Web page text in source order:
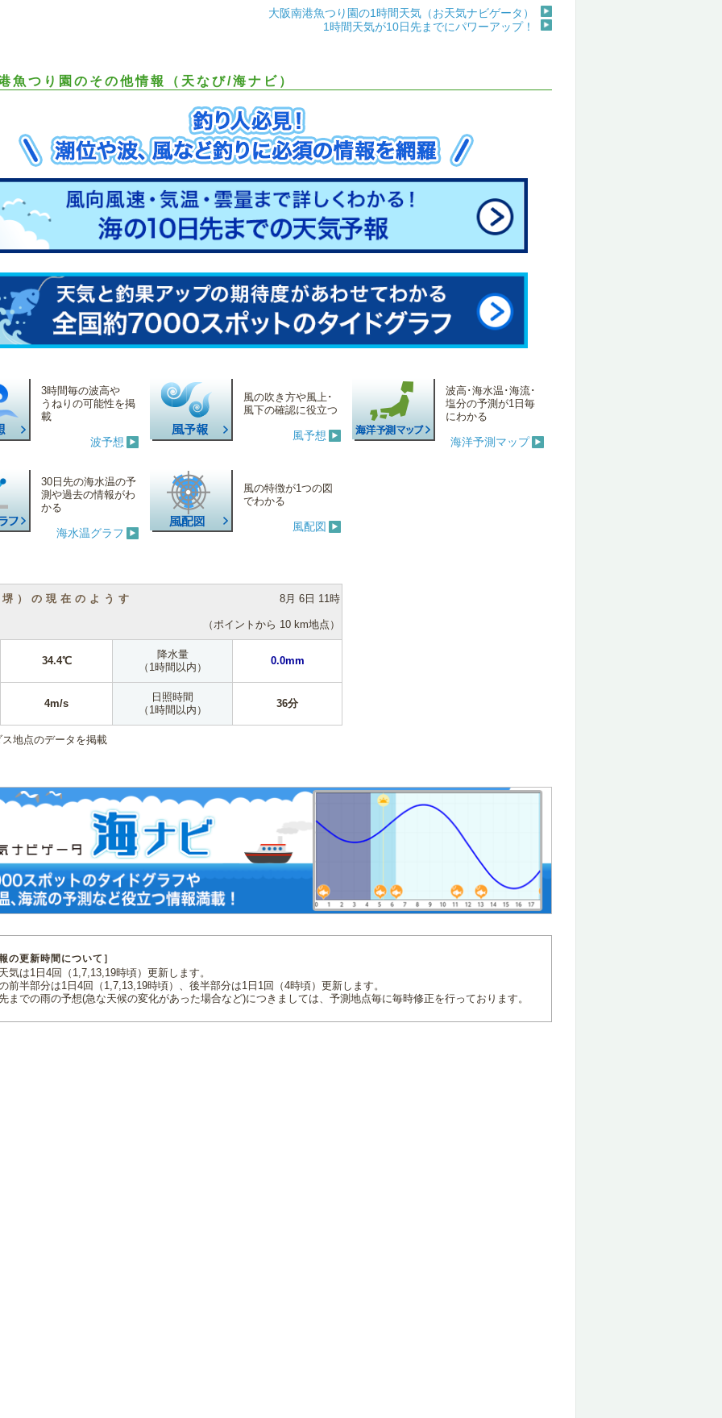
大阪南港魚つり園の1時間天気（お天気ナビゲータ）
1時間天気が10日先までにパワーアップ！
魚つり園のその他情報（天なび/海ナビ）
3時間毎の波高や
うねりの可能性を掲
載
波予想
風の吹き方や風上･
風下の確認に役立つ
風予想
波高･海水温･海流･
塩分の予測が1日毎
にわかる
海洋予測マップ
30日先の海水温の予
測や過去の情報がわ
かる
海水温グラフ
風の特徴が1つの図
でわかる
風配図
）の現在のようす 8月 6日 11時
（ポイントから 10 km地点）
34.4℃
降水量
（1時間以内）
0.0mm
4m/s
日照時間
（1時間以内）
36分
地点のデータを掲載
の更新時間について］
気は1日4回（1,7,13,19時頃）更新します。
前半部分は1日4回（1,7,13,19時頃）、後半部分は1日1回（4時頃）更新します。
までの雨の予想(急な天候の変化があった場合など)につきましては、予測地点毎に毎時修正を行っております。